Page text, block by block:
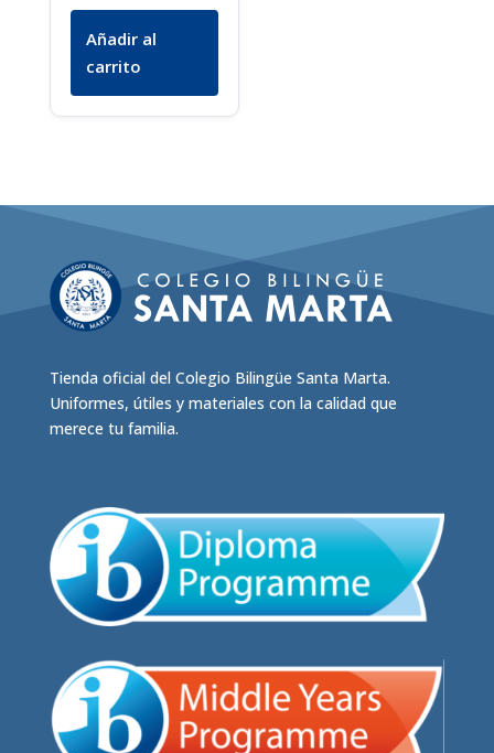
Añadir al
carrito
Tienda oficial del Colegio Bilingüe Santa Marta.
Uniformes, útiles y materiales con la calidad que
merece tu familia.